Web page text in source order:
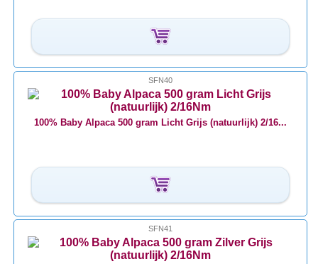
SFN40
100% Baby Alpaca 500 gram Licht Grijs (natuurlijk) 2/16...
SFN41